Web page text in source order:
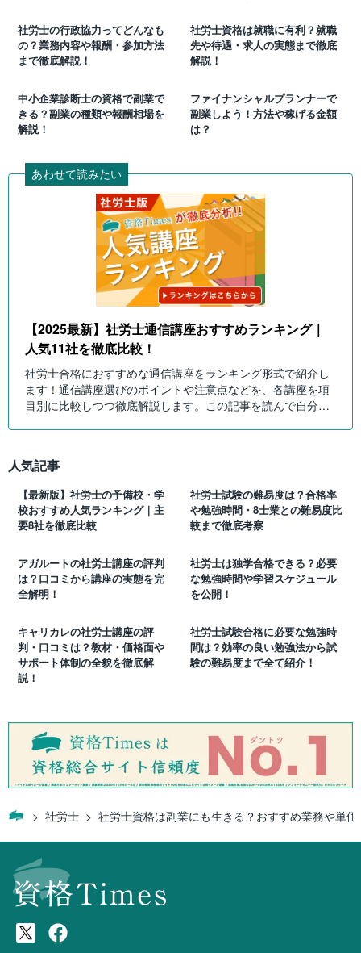
社労士の行政協力ってどんなも
の？業務内容や報酬・参加方法
まで徹底解説！
社労士資格は就職に有利？就職
先や待遇・求人の実態まで徹底
解説！
中小企業診断士の資格で副業で
きる？副業の種類や報酬相場を
解説！
ファイナンシャルプランナーで
副業しよう！方法や稼げる金額
は？
あわせて読みたい
【2025最新】社労士通信講座おすすめランキング｜
人気11社を徹底比較！
社労士合格におすすめな通信講座をランキング形式で紹介し
ます！通信講座選びのポイントや注意点などを、各講座を項
目別に比較しつつ徹底解説します。この記事を読んで自分に
人気記事
【最新版】社労士の予備校・学
校おすすめ人気ランキング｜主
要8社を徹底比較
社労士試験の難易度は？合格率
や勉強時間・8士業との難易度比
較まで徹底考察
アガルートの社労士講座の評判
は？口コミから講座の実態を完
全解明！
社労士は独学合格できる？必要
な勉強時間や学習スケジュール
を公開！
キャリカレの社労士講座の評
判・口コミは？教材・価格面や
サポート体制の全貌を徹底解
説！
社労士試験合格に必要な勉強時
間は？効率の良い勉強法から試
験の難易度まで全て紹介！
社労士 社労士資格は副業にも生きる？おすすめ業務や単